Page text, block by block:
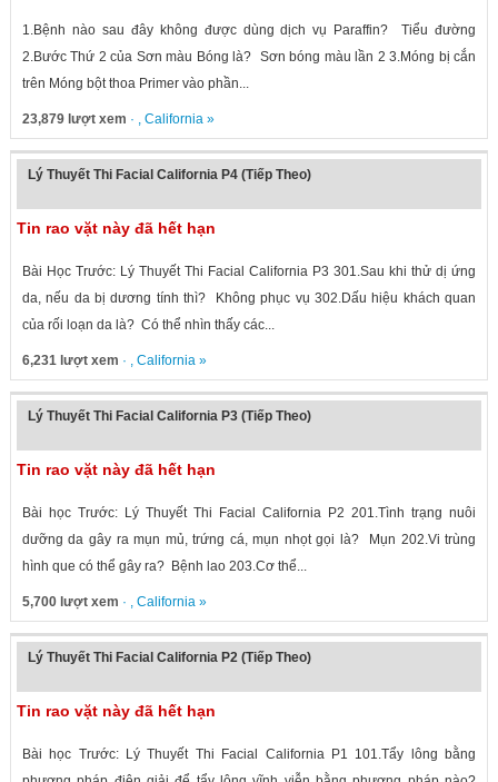
1.Bệnh nào sau đây không được dùng dịch vụ Paraffin? Tiểu đường
2.Bước Thứ 2 của Sơn màu Bóng là? Sơn bóng màu lần 2 3.Móng bị cắn
trên Móng bột thoa Primer vào phần...
23,879 lượt xem · , California»
Lý Thuyết Thi Facial California P4 (Tiếp Theo)
Tin rao vặt này đã hết hạn
Bài Học Trước: Lý Thuyết Thi Facial California P3 301.Sau khi thử dị ứng
da, nếu da bị dương tính thì? Không phục vụ 302.Dấu hiệu khách quan
của rối loạn da là? Có thể nhìn thấy các...
6,231 lượt xem · , California»
Lý Thuyết Thi Facial California P3 (Tiếp Theo)
Tin rao vặt này đã hết hạn
Bài học Trước: Lý Thuyết Thi Facial California P2 201.Tình trạng nuôi
dưỡng da gây ra mụn mủ, trứng cá, mụn nhọt gọi là? Mụn 202.Vi trùng
hình que có thể gây ra? Bệnh lao 203.Cơ thể...
5,700 lượt xem · , California»
Lý Thuyết Thi Facial California P2 (Tiếp Theo)
Tin rao vặt này đã hết hạn
Bài học Trước: Lý Thuyết Thi Facial California P1 101.Tẩy lông bằng